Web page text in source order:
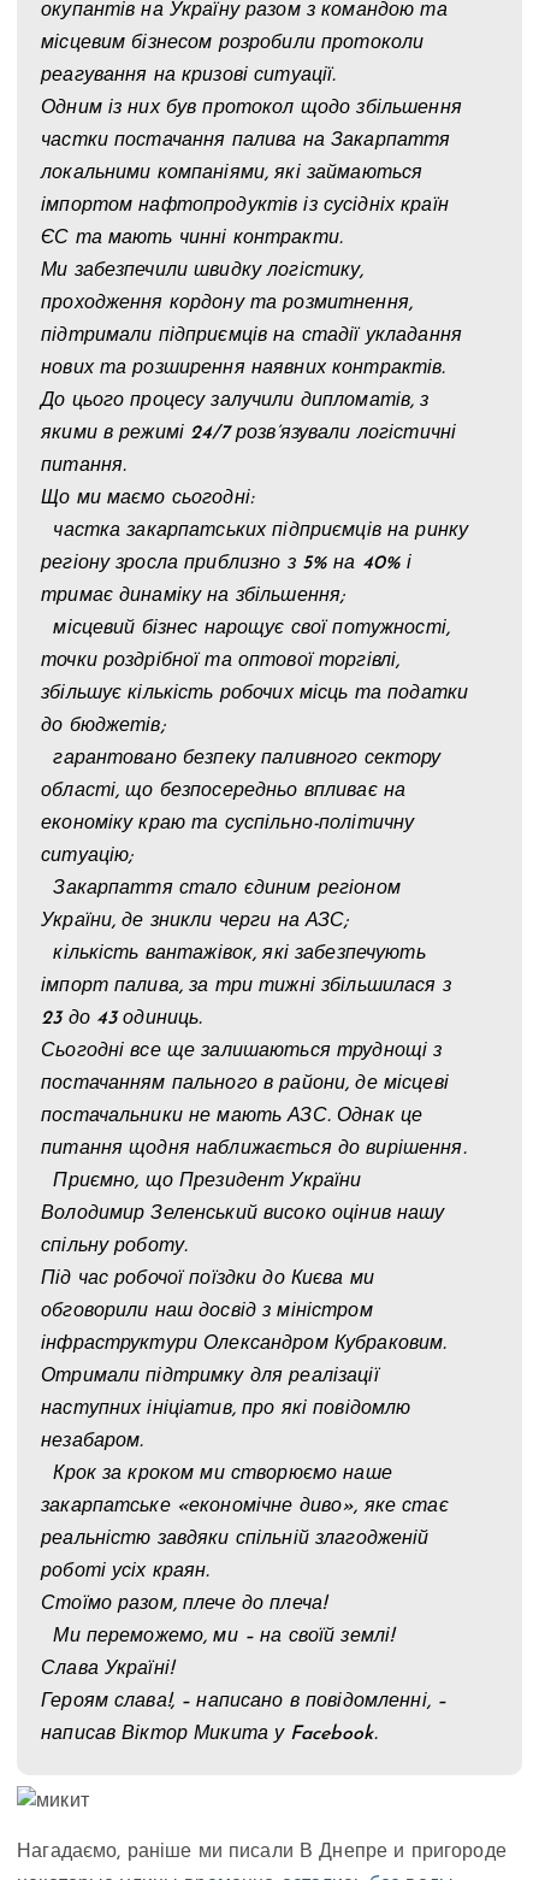
окупантів на Україну разом з командою та
місцевим бізнесом розробили протоколи
реагування на кризові ситуації.
Одним із них був протокол щодо збільшення
частки постачання палива на Закарпаття
локальними компаніями, які займаються
імпортом нафтопродуктів із сусідніх країн
ЄС та мають чинні контракти.
Ми забезпечили швидку логістику,
проходження кордону та розмитнення,
підтримали підприємців на стадії укладання
нових та розширення наявних контрактів.
До цього процесу залучили дипломатів, з
якими в режимі 24/7 розв’язували логістичні
питання.
Що ми маємо сьогодні:
частка закарпатських підприємців на ринку
регіону зросла приблизно з 5% на 40% і
тримає динаміку на збільшення;
місцевий бізнес нарощує свої потужності,
точки роздрібної та оптової торгівлі,
збільшує кількість робочих місць та податки
до бюджетів;
гарантовано безпеку паливного сектору
області, що безпосередньо впливає на
економіку краю та суспільно-політичну
ситуацію;
Закарпаття стало єдиним регіоном
України, де зникли черги на АЗС;
кількість вантажівок, які забезпечують
імпорт палива, за три тижні збільшилася з
23 до 43 одиниць.
Сьогодні все ще залишаються труднощі з
постачанням пального в райони, де місцеві
постачальники не мають АЗС. Однак це
питання щодня наближається до вирішення.
Приємно, що Президент України
Володимир Зеленський високо оцінив нашу
спільну роботу.
Під час робочої поїздки до Києва ми
обговорили наш досвід з міністром
інфраструктури Олександром Кубраковим.
Отримали підтримку для реалізації
наступних ініціатив, про які повідомлю
незабаром.
Крок за кроком ми створюємо наше
закарпатське «економічне диво», яке стає
реальністю завдяки спільній злагодженій
роботі усіх краян.
Стоїмо разом, плече до плеча!
Ми переможемо, ми – на своїй землі!
Слава Україні!
Героям слава!, – написано в повідомленні, –
написав Віктор Микита у Facebook.
Нагадаємо, раніше ми писали В Днепре и пригороде